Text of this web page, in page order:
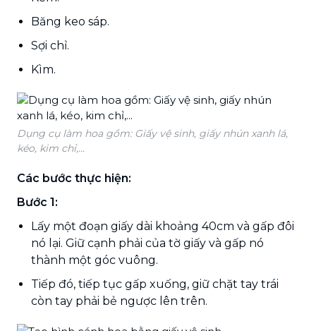
Băng keo sáp.
Sợi chỉ.
Kìm.
Dụng cụ làm hoa gồm: Giấy vệ sinh, giấy nhún xanh lá,
kéo, kim chỉ,...
Các bước thực hiện:
Bước 1:
Lấy một đoạn giấy dài khoảng 40cm và gấp đôi
nó lại. Giữ cạnh phải của tờ giấy và gấp nó
thành một góc vuông.
Tiếp đó, tiếp tục gấp xuống, giữ chặt tay trái
còn tay phải bẻ ngược lên trên.